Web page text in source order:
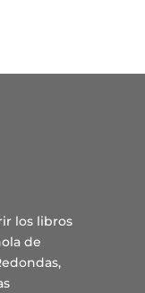
los libros
de